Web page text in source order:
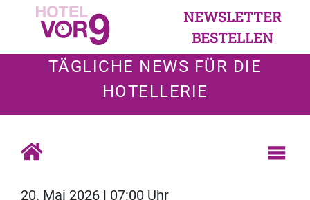
NEWSLETTER
BESTELLEN
TÄGLICHE NEWS FÜR DIE
HOTELLERIE
20. Mai 2026 | 07:00 Uhr